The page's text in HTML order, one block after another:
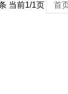
当前1/1页 首